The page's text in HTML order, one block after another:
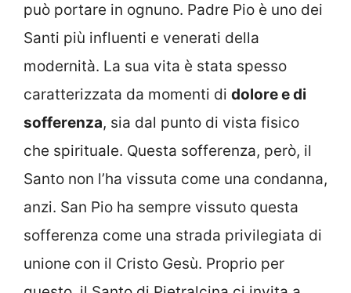
può portare in ognuno. Padre Pio è uno dei
Santi più influenti e venerati della
modernità. La sua vita è stata spesso
caratterizzata da momenti di dolore e di
sofferenza, sia dal punto di vista fisico
che spirituale. Questa sofferenza, però, il
Santo non l’ha vissuta come una condanna,
anzi. San Pio ha sempre vissuto questa
sofferenza come una strada privilegiata di
unione con il Cristo Gesù. Proprio per